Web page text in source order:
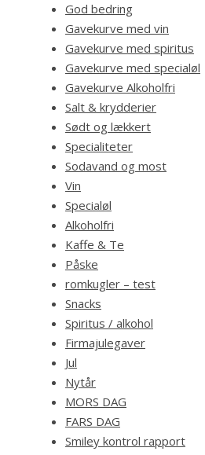
God bedring
Gavekurve med vin
Gavekurve med spiritus
Gavekurve med specialøl
Gavekurve Alkoholfri
Salt & krydderier
Sødt og lækkert
Specialiteter
Sodavand og most
Vin
Specialøl
Alkoholfri
Kaffe & Te
Påske
romkugler – test
Snacks
Spiritus / alkohol
Firmajulegaver
Jul
Nytår
MORS DAG
FARS DAG
Smiley kontrol rapport